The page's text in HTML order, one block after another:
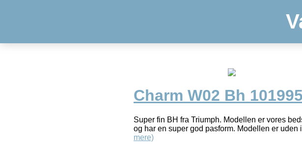
Charm W02 Bh
Super fin BH fra Triumph. Modellen er vores
og har en super god pasform. Modellen er
mere)